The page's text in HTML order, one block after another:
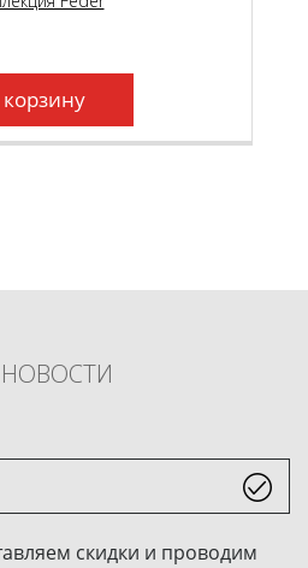
блок Roll Feder TFK,
в основе матраса, создаст
эффект.
скидки и проводим